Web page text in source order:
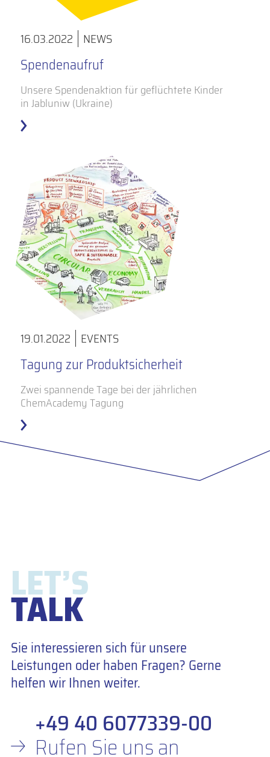
16.03.2022 NEWS
Spendenaufruf
Unsere Spendenaktion für geflüchtete Kinder
in Jabluniw (Ukraine)
19.01.2022 EVENTS
Tagung zur Produktsicherheit
Zwei spannende Tage bei der jährlichen
ChemAcademy Tagung
LET’S
TALK
Sie interessieren sich für unsere
Leistungen oder haben Fragen? Gerne
helfen wir Ihnen weiter.
+49 40 6077339-00
Rufen Sie uns an